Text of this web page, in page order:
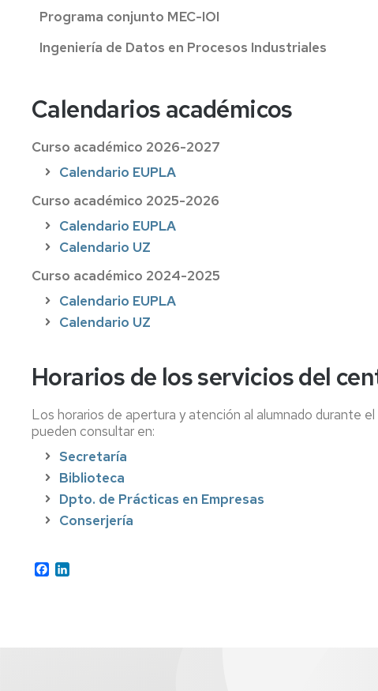
Programa conjunto MEC-IOI
Ingeniería de Datos en Procesos Industriales
Calendarios académicos
Curso académico 2026-2027
Calendario EUPLA
Curso académico 2025-2026
Calendario EUPLA
Calendario UZ
Curso académico 2024-2025
Calendario EUPLA
Calendario UZ
Horarios de los servicios del
Los horarios de apertura y atención al alumnado durante
pueden consultar en:
Secretaría
Biblioteca
Dpto. de Prácticas en Empresas
Conserjería
Facebook